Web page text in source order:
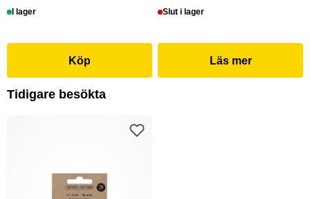
I lager
Köp
Slut i lager
Läs mer
Tidigare besökta